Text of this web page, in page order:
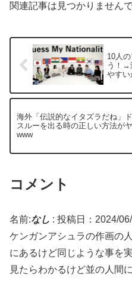
関連記事は見つかりませんで
10人
う！→
やすい
海外「伝説的なイタズラだね」
スルーを出る時の正しい方法が
www
コメント
名前:なし : 投稿日：2024/
ケンガンアシュラの作画の
にあるけど同じような事を
見たらわかるけど並の人間